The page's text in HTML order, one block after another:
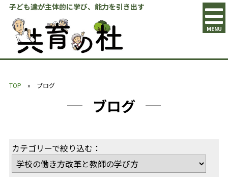
子ども達が主体的に学び、能力を引き出す
MENU
TOP » ブログ
ブログ
カテゴリーで絞り込む：